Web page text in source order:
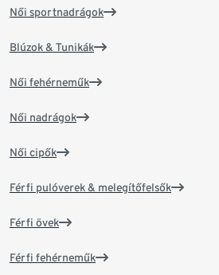
Női sportnadrágok
Blúzok & Tunikák
Női fehérneműk
Női nadrágok
Női cipők
Férfi pulóverek & melegítőfelsők
Férfi övek
Férfi fehérneműk